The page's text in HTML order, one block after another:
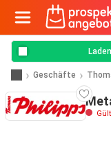
Geschäfte